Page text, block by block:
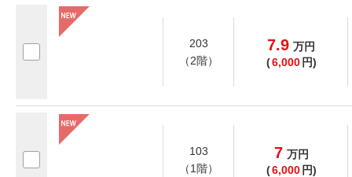
203
（2階）
7.9 万円
(6,000 円)
103
（1階）
7 万円
(6,000 円)